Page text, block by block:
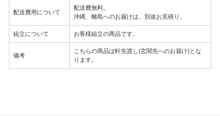
配送費用について
配送費無料。
沖縄、離島へのお届けは、別途お見積り。
組立について お客様組立の商品です。
備考
こちらの商品は軒先渡し(玄関先へのお届け)とな
ります。